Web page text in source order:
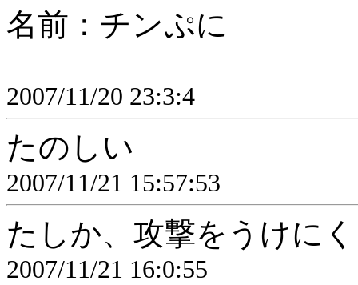
名前：チンぷに
2007/11/20 23:3:4
たのしい
2007/11/21 15:57:53
たしか、攻撃をうけに
2007/11/21 16:0:55